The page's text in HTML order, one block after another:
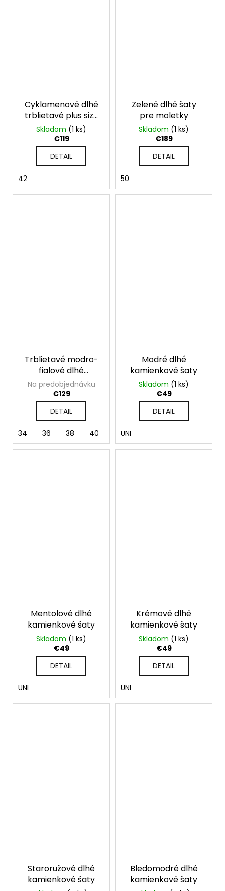
Cyklamenové dlhé
trblietavé plus size
šaty na ramienka
Skladom (1 ks)
€119
DETAIL
42
Zelené dlhé šaty
pre moletky
Skladom (1 ks)
€189
DETAIL
50
Trblietavé modro-
fialové dlhé
spoločenské šaty s
rozparkom
Na predobjednávku
€129
DETAIL
34 36 38 40 44
Modré dlhé
kamienkové šaty
Skladom (1 ks)
€49
DETAIL
UNI
Mentolové dlhé
kamienkové šaty
Skladom (1 ks)
€49
DETAIL
UNI
Krémové dlhé
kamienkové šaty
Skladom (1 ks)
€49
DETAIL
UNI
Staroružové dlhé
kamienkové šaty
Bledomodré dlhé
kamienkové šaty